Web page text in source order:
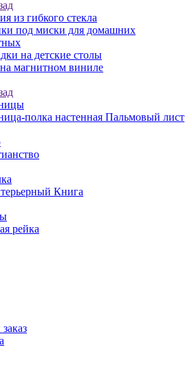
из гибкого стекла
под миски для домашних
на детские столы
магнитном виниле
полка настенная Пальмовый лист
Книга
рейка